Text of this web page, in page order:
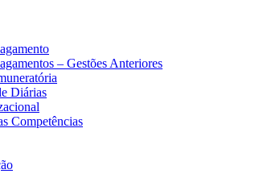
– Gestões Anteriores
Diárias
Competências